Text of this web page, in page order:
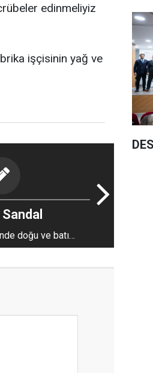
edinmeliyiz
işçisinin yağ ve
doğu ve batı
bir bakış